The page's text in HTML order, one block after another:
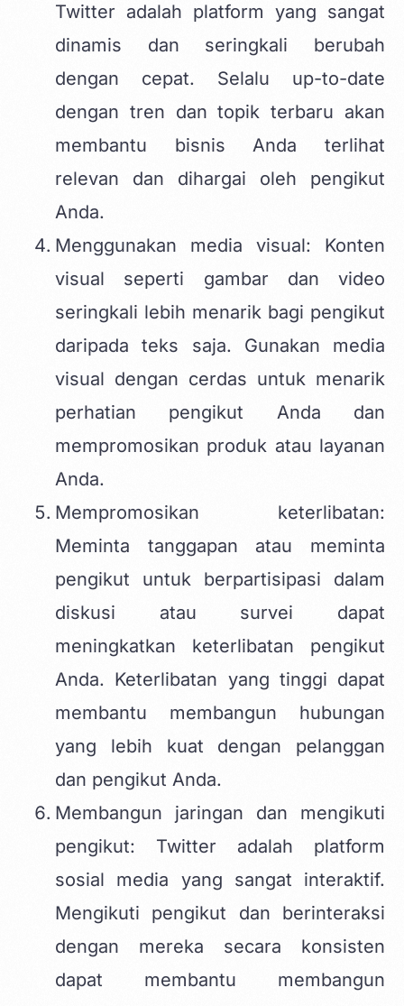
Twitter adalah platform yang sangat
dinamis dan seringkali berubah
dengan cepat. Selalu up-to-date
dengan tren dan topik terbaru akan
membantu bisnis Anda terlihat
relevan dan dihargai oleh pengikut
Anda.
Menggunakan media visual: Konten
visual seperti gambar dan video
seringkali lebih menarik bagi pengikut
daripada teks saja. Gunakan media
visual dengan cerdas untuk menarik
perhatian pengikut Anda dan
mempromosikan produk atau layanan
Anda.
Mempromosikan keterlibatan:
Meminta tanggapan atau meminta
pengikut untuk berpartisipasi dalam
diskusi atau survei dapat
meningkatkan keterlibatan pengikut
Anda. Keterlibatan yang tinggi dapat
membantu membangun hubungan
yang lebih kuat dengan pelanggan
dan pengikut Anda.
Membangun jaringan dan mengikuti
pengikut: Twitter adalah platform
sosial media yang sangat interaktif.
Mengikuti pengikut dan berinteraksi
dengan mereka secara konsisten
dapat membantu membangun